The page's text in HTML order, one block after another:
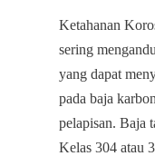
Ketahanan
sering
yang dapat
pada baja
pelapisan. Baja
Kelas 304 atau